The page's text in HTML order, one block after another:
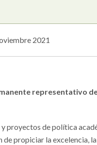
2021
representativo
proyectos de política
propiciar la excelencia,